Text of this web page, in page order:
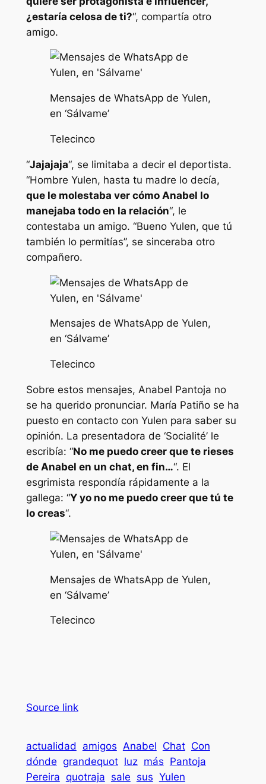
¿estaría celosa de ti?“, compartía otro
amigo.
Mensajes de WhatsApp de Yulen,
en ‘Sálvame’
Telecinco
“Jajajaja“, se limitaba a decir el deportista.
“Hombre Yulen, hasta tu madre lo decía,
que le molestaba ver cómo Anabel lo
manejaba todo en la relación“, le
contestaba un amigo. “Bueno Yulen, que tú
también lo permitías”, se sinceraba otro
compañero.
Mensajes de WhatsApp de Yulen,
en ‘Sálvame’
Telecinco
Sobre estos mensajes, Anabel Pantoja no
se ha querido pronunciar. María Patiño se ha
puesto en contacto con Yulen para saber su
opinión. La presentadora de ‘Socialité’ le
escribía: “No me puedo creer que te rieses
de Anabel en un chat, en fin…“. El
esgrimista respondía rápidamente a la
gallega: “Y yo no me puedo creer que tú te
lo creas“.
Mensajes de WhatsApp de Yulen,
en ‘Sálvame’
Telecinco
Source link
actualidad amigos Anabel Chat Con
dónde grandequot luz más Pantoja
Pereira quotraja sale sus Yulen